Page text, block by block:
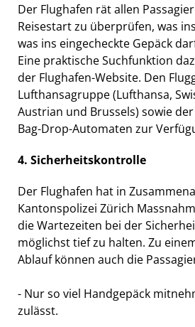
Der Flughafen rät allen
Reisestart zu überprüfen, was
was ins eingecheckte Gepäck
Eine praktische Suchfunktion
der Flughafen-Website. Den
Lufthansagruppe (Lufthansa,
Austrian und Brussels) sowie
Bag-Drop-Automaten zur
4. Sicherheitskontrolle
Der Flughafen hat in
Kantonspolizei Zürich
die Wartezeiten bei der
möglichst tief zu halten. Zu
Ablauf können auch die
- Nur so viel Handgepäck
zulässt.